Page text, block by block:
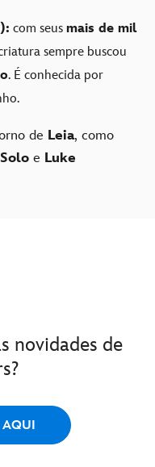
com seus mais de mil
sempre buscou
. É conhecida por
de Leia, como
e Luke
novidades de
AQUI